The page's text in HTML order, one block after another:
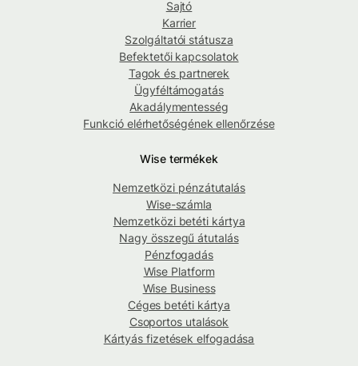
Sajtó
Karrier
Szolgáltatói státusza
Befektetői kapcsolatok
Tagok és partnerek
Ügyféltámogatás
Akadálymentesség
Funkció elérhetőségének ellenőrzése
Wise termékek
Nemzetközi pénzátutalás
Wise-számla
Nemzetközi betéti kártya
Nagy összegű átutalás
Pénzfogadás
Wise Platform
Wise Business
Céges betéti kártya
Csoportos utalások
Kártyás fizetések elfogadása